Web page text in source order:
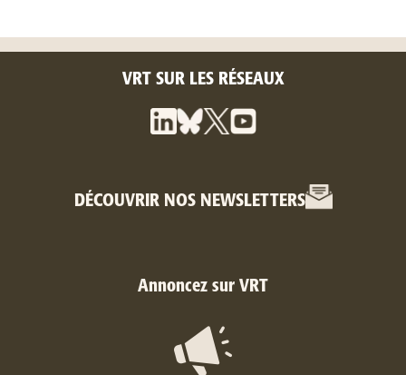
VRT SUR LES RÉSEAUX
DÉCOUVRIR NOS NEWSLETTERS
Annoncez sur VRT